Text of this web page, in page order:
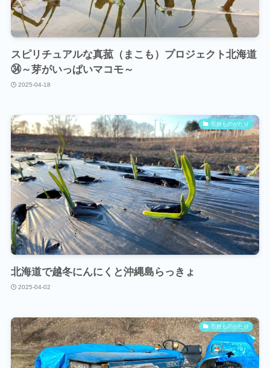
スピリチュアルな真菰（まこも）プロジェクト北海道
㉞～芽がいっぱいマコモ～
2025-04-18
百姓ものがたり
北海道で越冬にんにくと沖縄島らっきょ
2025-04-02
百姓ものがたり